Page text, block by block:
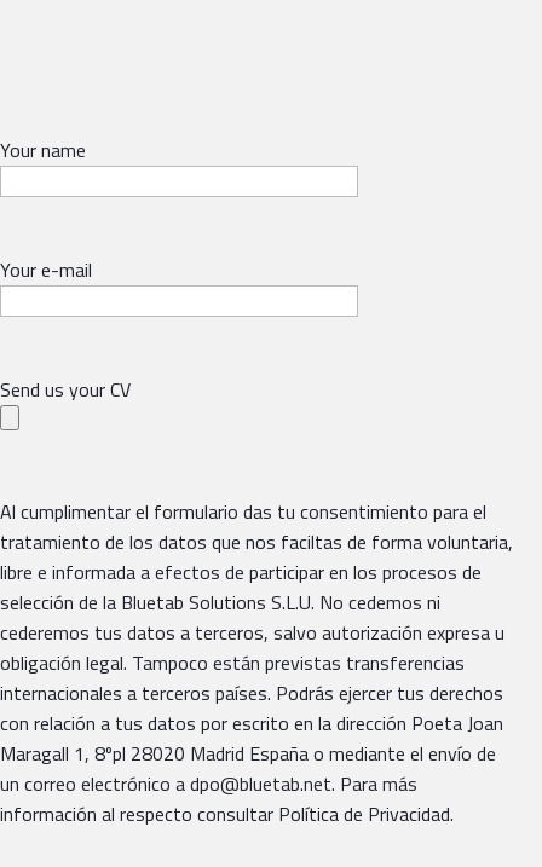
Your name
Your e-mail
Send us your CV
Al cumplimentar el formulario das tu consentimiento para el
tratamiento de los datos que nos faciltas de forma voluntaria,
libre e informada a efectos de participar en los procesos de
selección de la Bluetab Solutions S.L.U. No cedemos ni
cederemos tus datos a terceros, salvo autorización expresa u
obligación legal. Tampoco están previstas transferencias
internacionales a terceros países. Podrás ejercer tus derechos
con relación a tus datos por escrito en la dirección Poeta Joan
Maragall 1, 8ºpl 28020 Madrid España o mediante el envío de
un correo electrónico a dpo@bluetab.net. Para más
información al respecto consultar Política de Privacidad.